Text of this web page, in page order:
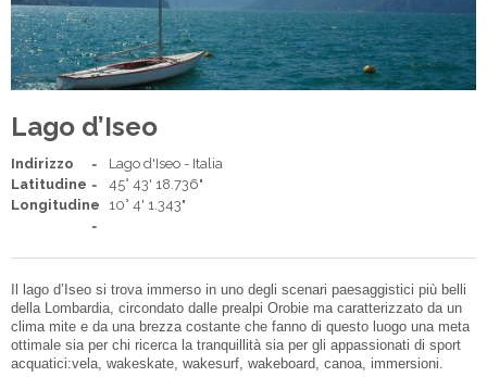
Lingua:
ITALIANO
Lago d’Iseo
Indirizzo
Lago d'Iseo - Italia
Latitudine
45° 43' 18.736"
Longitudine
10° 4' 1.343"
Il lago d’Iseo si trova immerso in uno degli scenari paesaggistici più belli
della Lombardia, circondato dalle prealpi Orobie ma caratterizzato da un
clima mite e da una brezza costante che fanno di questo luogo una meta
ottimale sia per chi ricerca la tranquillità sia per gli appassionati di sport
acquatici:vela, wakeskate, wakesurf, wakeboard, canoa, immersioni.